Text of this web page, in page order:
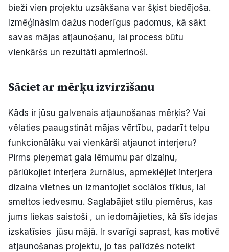
Kontakti
Ziņo redakcijai
bieži vien projektu uzsākšana var šķist biedējoša.
Izmēģināsim dažus noderīgus padomus, kā sākt
savas mājas atjaunošanu, lai process būtu
vienkāršs un rezultāti apmierinoši.
Sāciet ar mērķu izvirzīšanu
Kāds ir jūsu galvenais atjaunošanas mērķis? Vai
vēlaties paaugstināt mājas vērtību, padarīt telpu
funkcionālāku vai vienkārši atjaunot interjeru?
Pirms pieņemat gala lēmumu par dizainu,
pārlūkojiet interjera žurnālus, apmeklējiet interjera
dizaina vietnes un izmantojiet sociālos tīklus, lai
smeltos iedvesmu. Saglabājiet stilu piemērus, kas
jums liekas saistoši , un iedomājieties, kā šīs idejas
izskatīsies jūsu mājā. Ir svarīgi saprast, kas motivē
atjaunošanas projektu, jo tas palīdzēs noteikt